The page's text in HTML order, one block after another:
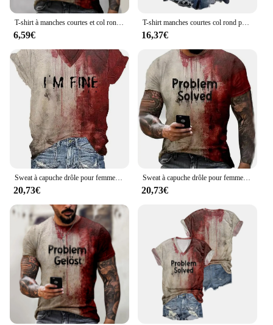
T-shirt à manches courtes et col rond pour hommes, T-shirt d'Halloween, T-shirt grande taille, Effrayant, Graphique sanglant, Problème résolu
6,59€
T-shirt manches courtes col rond pour homme et femme, streetwear personnalisé, je vais bien, sanglant, problème résolu, Halloween, merch
16,37€
Sweat à capuche drôle pour femme, chemise sanglante, vêtements d'Halloween, problème résolu, je vais bien
20,73€
Sweat à capuche drôle pour femme, chemise sanglante, vêtements d'Halloween, problème résolu, je vais bien
20,73€